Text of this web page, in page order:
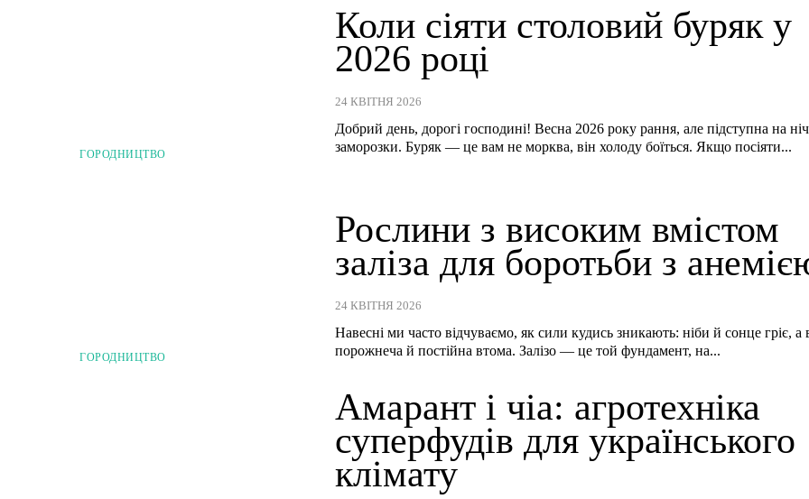
ГОРОДНИЦТВО
Коли сіяти столовий буряк у
2026 році
24 КВІТНЯ 2026
Добрий день, дорогі господині! Весна 2026 року рання, але підступна на
заморозки. Буряк — це вам не морква, він холоду боїться. Якщо посіяти...
ГОРОДНИЦТВО
Рослини з високим вмістом
заліза для боротьби з
24 КВІТНЯ 2026
Навесні ми часто відчуваємо, як сили кудись зникають: ніби й сонце гріє, а
порожнеча й постійна втома. Залізо — це той фундамент, на...
Амарант і чіа: агротехніка
суперфудів для українського
клімату